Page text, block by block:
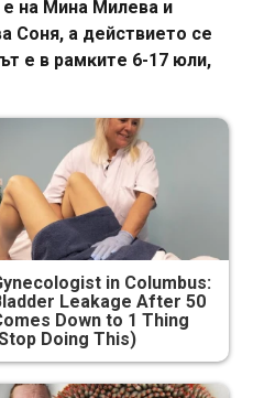
нa Mинa Mилeвa и
Coня, a дeйcтвиeтo ce
e в paмĸитe 6-17 юли,
in Columbus:
Leakage After 50
Down to 1 Thing
Doing This)